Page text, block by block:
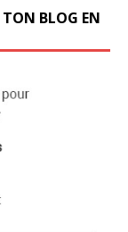
BLOG EN